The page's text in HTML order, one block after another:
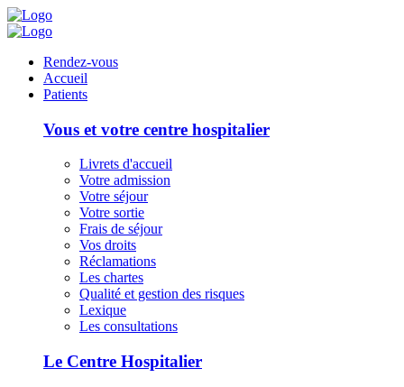
Rendez-vous
Accueil
Patients
Vous et votre centre hospitalier
Livrets d'accueil
Votre admission
Votre séjour
Votre sortie
Frais de séjour
Vos droits
Réclamations
Les chartes
Qualité et gestion des risques
Lexique
Les consultations
Le Centre Hospitalier
Panneau de gestion des cookies